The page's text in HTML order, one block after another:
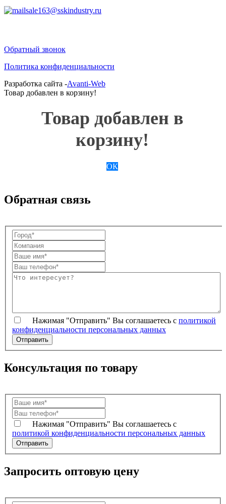
sale163@sskindustry.ru
Обратный звонок
Политика конфиденциальности
Разработка сайта -Avanti-Web
Товар добавлен в корзину!
Товар добавлен в
корзину!
ОК
Обратная связь
Нажимая "Отправить" Вы соглашаетесь с политикой
конфиденциальности персональных данных
Консультация по товару
Нажимая "Отправить" Вы соглашаетесь с
политикой конфиденциальности персональных данных
Запросить оптовую цену